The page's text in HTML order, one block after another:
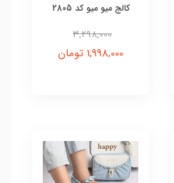
کالج میو میو کد 2805
3,298,000
1,998,000 تومان